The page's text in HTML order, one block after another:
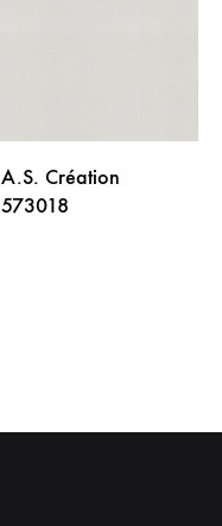
A.S. Création
573018